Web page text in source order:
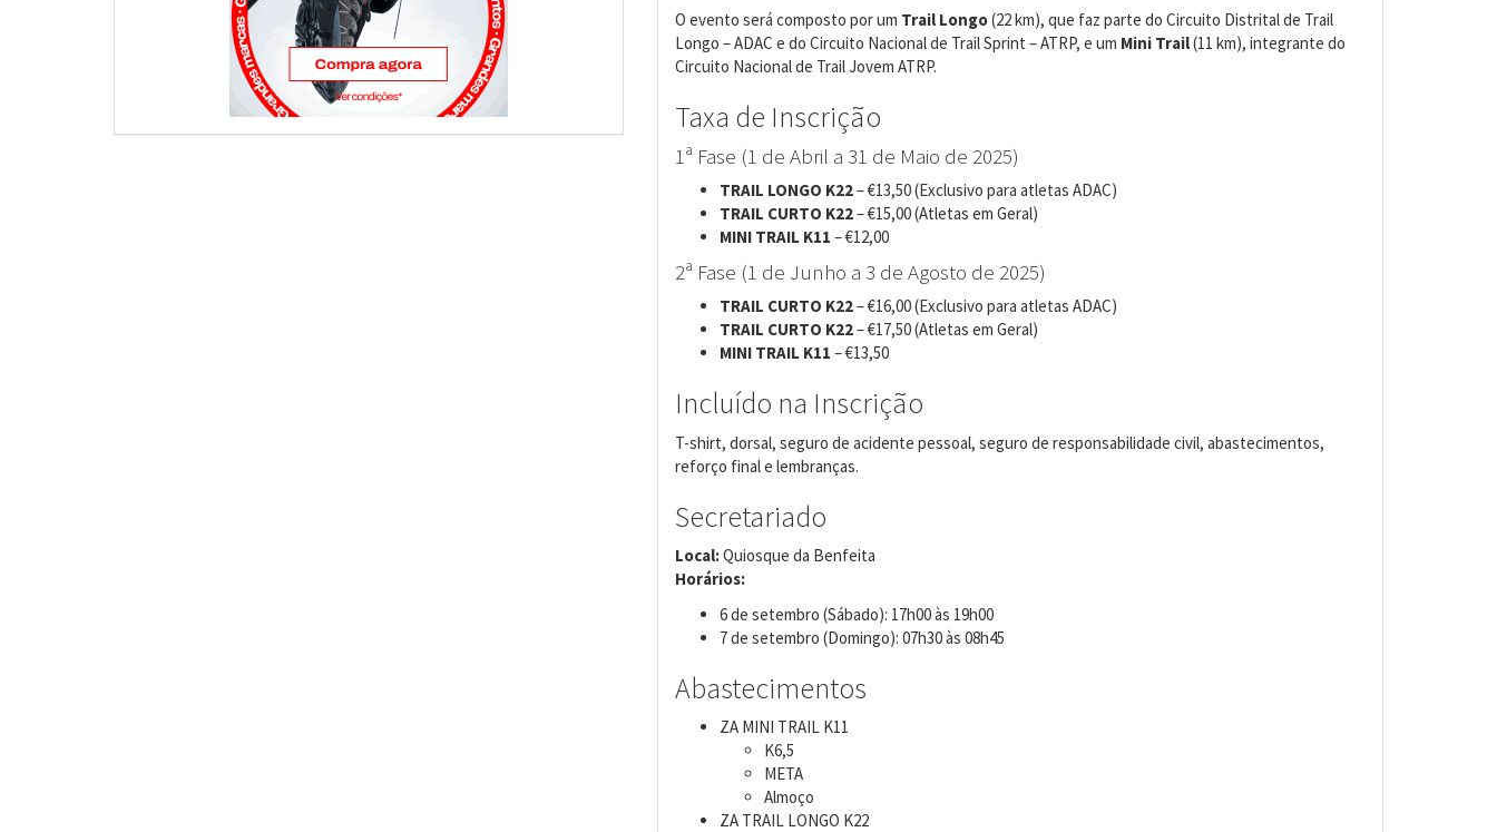
O evento será composto por um Trail Longo(22 km), que faz parte do Circuito Distrital de Trail
Longo – ADAC e do Circuito Nacional de Trail Sprint – ATRP, e um Mini Trail(11 km), integrante do
Circuito Nacional de Trail Jovem ATRP.
Taxa de Inscrição
1ª Fase (1 de Abril a 31 de Maio de 2025)
TRAIL LONGO K22– €13,50 (Exclusivo para atletas ADAC)
TRAIL CURTO K22– €15,00 (Atletas em Geral)
MINI TRAIL K11 – €12,00
2ª Fase (1 de Junho a 3 de Agosto de 2025)
TRAIL CURTO K22– €16,00 (Exclusivo para atletas ADAC)
TRAIL CURTO K22– €17,50 (Atletas em Geral)
MINI TRAIL K11 – €13,50
Incluído na Inscrição
T-shirt, dorsal, seguro de acidente pessoal, seguro de responsabilidade civil, abastecimentos,
reforço final e lembranças.
Secretariado
Local:Quiosque da Benfeita
Horários:
6 de setembro (Sábado): 17h00 às 19h00
7 de setembro (Domingo): 07h30 às 08h45
Abastecimentos
ZA MINI TRAIL K11
K6,5
META
Almoço
ZA TRAIL LONGO K22